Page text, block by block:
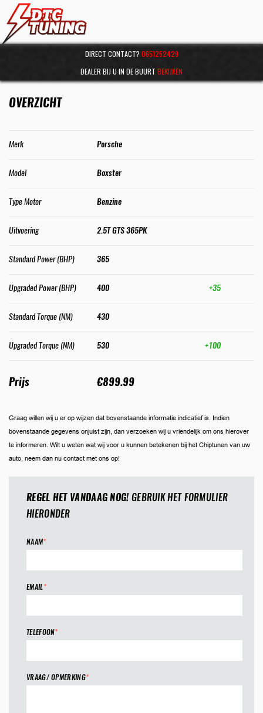
DIRECT CONTACT? 0651252429
DEALER BIJ U IN DE BUURT BEKIJKEN
OVERZICHT
Merk Porsche
Model Boxster
Type Motor Benzine
Uitvoering 2.5T GTS 365PK
Standard Power (BHP) 365
Upgraded Power (BHP) 400 +35
Standard Torque (NM) 430
Upgraded Torque (NM) 530 +100
Prijs €899.99
Graag willen wij u er op wijzen dat bovenstaande informatie indicatief is. Indien
bovenstaande gegevens onjuist zijn, dan verzoeken wij u vriendelijk om ons hierover
te informeren. Wilt u weten wat wij voor u kunnen betekenen bij het Chiptunen van uw
auto, neem dan nu contact met ons op!
REGEL HET VANDAAG NOG!GEBRUIK HET FORMULIER
HIERONDER
NAAM*
EMAIL*
TELEFOON*
VRAAG/ OPMERKING*